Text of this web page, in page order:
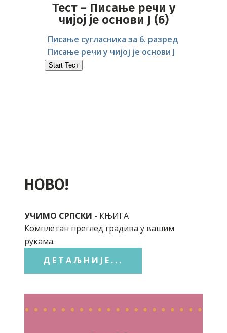
Тест – Писање речи у
чијој је основи Ј (6)
Писање сугласника за 6. разред
Писање речи у чијој је основи Ј
НОВО!
УЧИМО СРПСКИ - КЊИГА
Комплетан преглед градива у вашим
рукама.
ДЕТАЉНИЈЕ...